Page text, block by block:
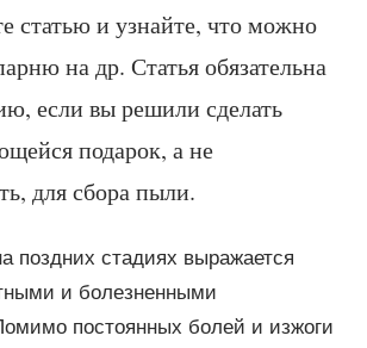
статью и узнайте, что можно
на др. Статья обязательна
если вы решили сделать
подарок, а не
для сбора пыли.
поздних стадиях выражается
и болезненными
постоянных болей и изжоги